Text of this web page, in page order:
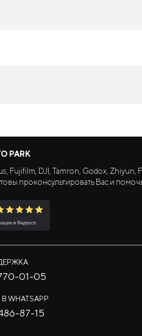
PARK
DJI, Tamron, Godox,
проконсультировать Вас и
01-05
WHATSAPP
87-15